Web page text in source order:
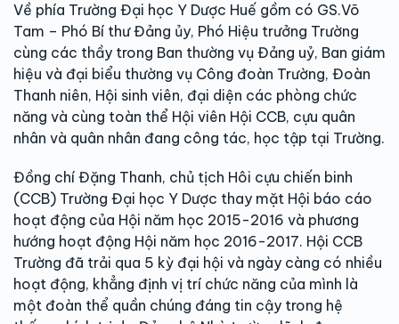
Về phía Trường Đại học Y Dược Huế gồm có GS.Võ
Tam – Phó Bí thư Đảng ủy, Phó Hiệu trưởng Trường
cùng các thầy trong Ban thường vụ Đảng uỷ, Ban giám
hiệu và đại biểu thường vụ Công đoàn Trường, Đoàn
Thanh niên, Hội sinh viên, đại diện các phòng chức
năng và cùng toàn thể Hội viên Hội CCB, cựu quân
nhân và quân nhân đang công tác, học tập tại Trường.
Đồng chí Đặng Thanh, chủ tịch Hôi cựu chiến binh
(CCB) Trường Đại học Y Dược thay mặt Hội báo cáo
hoạt động của Hội năm học 2015-2016 và phương
hướng hoạt động Hội năm học 2016-2017. Hội CCB
Trường đã trải qua 5 kỳ đại hội và ngày càng có nhiều
hoạt động, khẳng định vị trí chức năng của mình là
một đoàn thể quần chúng đáng tin cậy trong hệ